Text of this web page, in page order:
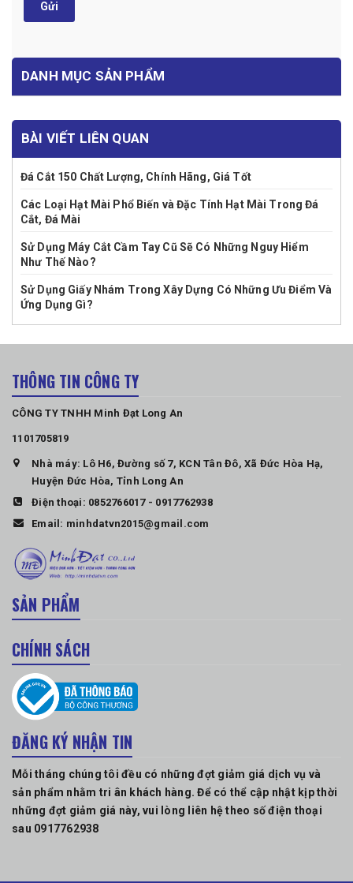
Gửi
DANH MỤC SẢN PHẨM
BÀI VIẾT LIÊN QUAN
Đá Cắt 150 Chất Lượng, Chính Hãng, Giá Tốt
Các Loại Hạt Mài Phổ Biến và Đặc Tính Hạt Mài Trong Đá
Cắt, Đá Mài
Sử Dụng Máy Cắt Cầm Tay Cũ Sẽ Có Những Nguy Hiểm
Như Thế Nào?
Sử Dụng Giấy Nhám Trong Xây Dựng Có Những Ưu Điểm Và
Ứng Dụng Gì?
THÔNG TIN CÔNG TY
CÔNG TY TNHH Minh Đạt Long An
1101705819
Nhà máy: Lô H6, Đường số 7, KCN Tân Đô, Xã Đức Hòa Hạ,
Huyện Đức Hòa, Tỉnh Long An
Điện thoại: 0852766017- 0917762938
Email: minhdatvn2015@gmail.com
SẢN PHẨM
CHÍNH SÁCH
ĐĂNG KÝ NHẬN TIN
Mỗi tháng chúng tôi đều có những đợt giảm giá dịch vụ và
sản phẩm nhằm tri ân khách hàng. Để có thể cập nhật kịp thời
những đợt giảm giá này, vui lòng liên hệ theo số điện thoại
sau 0917762938